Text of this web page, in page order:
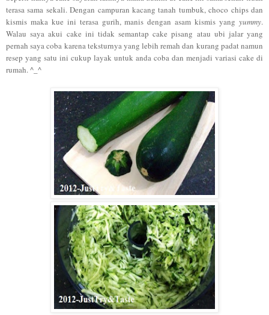
terasa sama sekali. Dengan campuran kacang tanah tumbuk, choco chips dan
kismis maka kue ini terasa gurih, manis dengan asam kismis yang yummy.
Walau saya akui cake ini tidak semantap cake pisang atau ubi jalar yang
pernah saya coba karena teksturnya yang lebih remah dan kurang padat namun
resep yang satu ini cukup layak untuk anda coba dan menjadi variasi cake di
rumah. ^_^